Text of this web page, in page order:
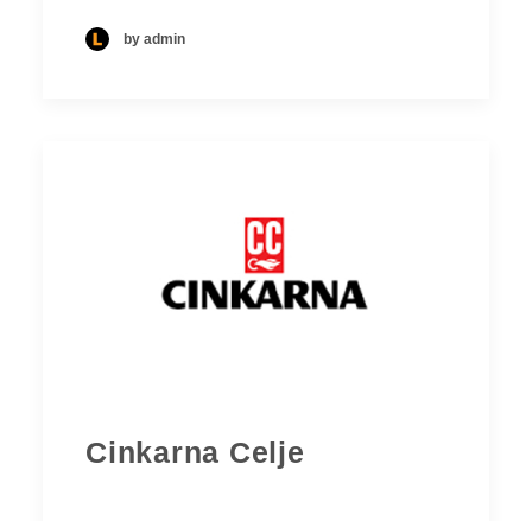
by admin
Cinkarna Celje